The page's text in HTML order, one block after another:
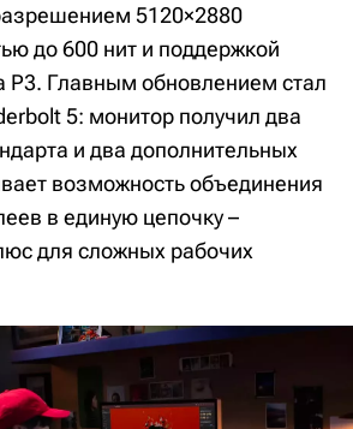
5120×2880
до 600 нит и поддержкой
P3. Главным обновлением стал
5: монитор получил два
и два дополнительных
возможность объединения
в единую цепочку –
для сложных рабочих